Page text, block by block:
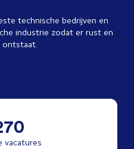
technische bedrijven en
industrie zodat er rust en
ontstaat.
vacatures